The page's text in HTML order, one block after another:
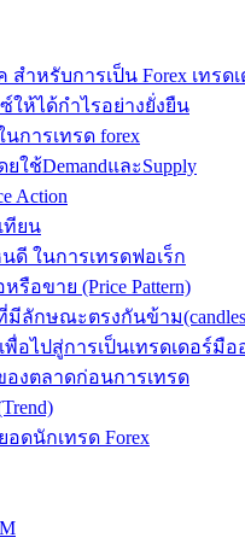
ำหรับการเป็น Forex เทรดเ
ให้ได้กำไรอย่างยั่งยืน
การเทรด forex
ใช้DemandและSupply
Action
ทียน
นดี ในการเทรดฟอเร็ก
อขาย (Price Pattern)
ลักษณะตรงกันข้าม
อไปสู่การเป็นเทรดเดอร์มื
งตลาดก่อนการเทรด
ดนักเทรด Forex